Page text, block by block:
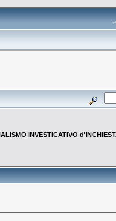
INVESTICATIVO